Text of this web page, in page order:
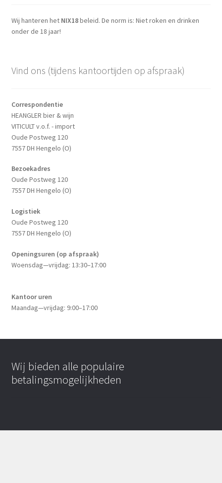
Wij hanteren het NIX18beleid. De norm is: Niet roken en drinken
onder de 18 jaar!
Vind ons (tijdens kantoortijden op afspraak)
Correspondentie
HEANGLER bier & wijn
VITICULT v.o.f. - import
Oude Postweg 120
7557 DH Hengelo (O)
Bezoekadres
Oude Postweg 120
7557 DH Hengelo (O)
Logistiek
Oude Postweg 120
7557 DH Hengelo (O)
Openingsuren (op afspraak)
Woensdag—vrijdag: 13:30–17:00
Kantoor uren
Maandag—vrijdag: 9:00–17:00
Wij bieden alle populaire
betalingsmogelijkheden